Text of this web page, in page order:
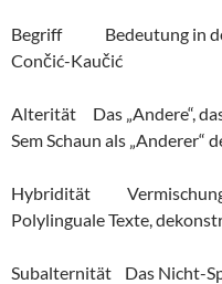
Begriff Bedeutung in
Cončić-Kaučić
Alterität Das „Andere“,
Sem Schaun als „Anderer“
Hybridität
Polylinguale Texte,
Subalternität Das Nicht-